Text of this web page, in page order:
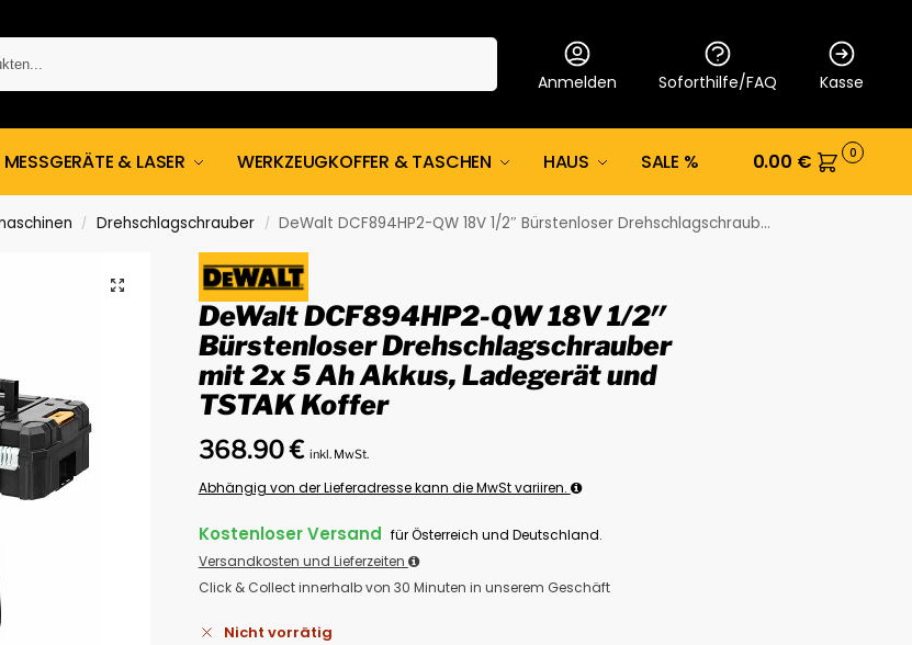
Anmelden Soforthilfe/FAQ Kasse
MESSGERÄTE & LASER WERKZEUGKOFFER & TASCHEN HAUS SALE % 0.00 € 0
/ Drehschlagschrauber / DeWalt DCF894HP2-QW 18V 1/2″ Bürstenloser Drehschlagschrauber mit 2x 5 Ah Akkus, Ladegerät und TSTAK Koffer
DeWalt DCF894HP2-QW 18V 1/2″
Bürstenloser Drehschlagschrauber
mit 2x 5 Ah Akkus, Ladegerät und
TSTAK Koffer
368.90€ inkl. MwSt.
Abhängig von der Lieferadresse kann die MwSt variiren.
Kostenloser Versand für Österreich und Deutschland.
Versandkosten und Lieferzeiten
Click & Collect innerhalb von 30 Minuten in unserem Geschäft
Nicht vorrätig